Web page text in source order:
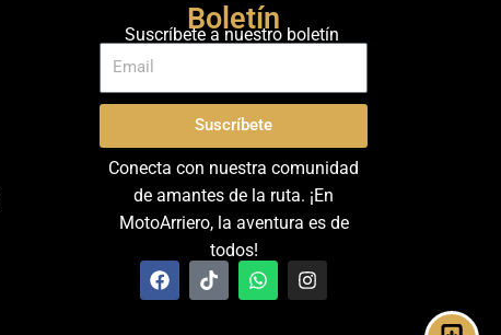
Boletín
Suscríbete a nuestro boletín
Suscríbete
Conecta con nuestra comunidad
de amantes de la ruta. ¡En
MotoArriero, la aventura es de
todos!
F
a
c
T
i
k
W
h
a
I
n
s